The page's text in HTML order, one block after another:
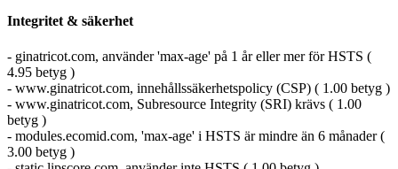
Integritet & säkerhet
- ginatricot.com, använder 'max-age' på 1 år eller mer för HSTS (
4.95 betyg )
- www.ginatricot.com, innehållssäkerhetspolicy (CSP) ( 1.00 betyg )
- www.ginatricot.com, Subresource Integrity (SRI) krävs ( 1.00
betyg )
- modules.ecomid.com, 'max-age' i HSTS är mindre än 6 månader (
3.00 betyg )